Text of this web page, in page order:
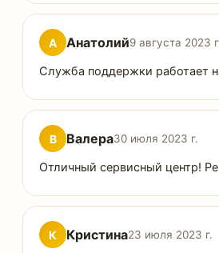
А Анатолий9 августа 2023
Служба поддержки работает
В Валера30 июля 2023 г.
Отличный сервисный центр!
К Кристина23 июля 2023 г.